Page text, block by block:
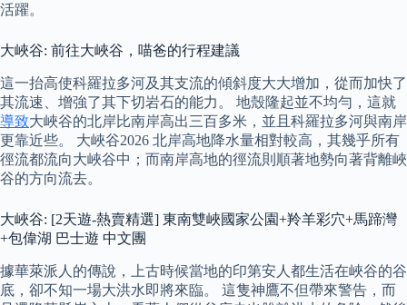
活躍。
大峽谷: 前往大峽谷，喵爸的行程建議
這一抬高使科羅拉多河及其支流的傾斜度大大增加，從而加快了
其流速、增強了其下切岩石的能力。 地殼隆起並不均勻，這就
導致大峽谷的北岸比南岸高出三百多米，並且科羅拉多河與南岸
更靠近些。 大峽谷2026 北岸高地降水量相對較高，其幾乎所有
徑流都流向大峽谷中；而南岸高地的徑流則順著地勢向著背離峽
谷的方向流去。
大峽谷: [2天遊-熱賣精選] 東南雙峽國家公園+羚羊彩穴+馬蹄灣
+包偉湖 巴士遊 中文團
據華萊派人的傳說，上古時候當地的印第安人都生活在峽谷的谷
底，卻不知一場大洪水即將來臨。 這隻神鷹不但帶來警告，而